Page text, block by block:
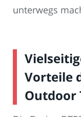
unterwegs
Vorteile
Outdoor